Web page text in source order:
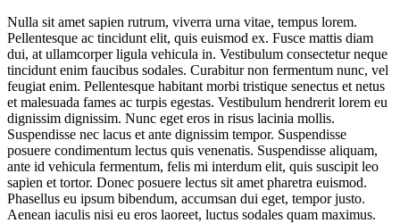
Nulla sit amet sapien rutrum, viverra urna vitae, tempus lorem.
Pellentesque ac tincidunt elit, quis euismod ex. Fusce mattis diam
dui, at ullamcorper ligula vehicula in. Vestibulum consectetur neque
tincidunt enim faucibus sodales. Curabitur non fermentum nunc, vel
feugiat enim. Pellentesque habitant morbi tristique senectus et netus
et malesuada fames ac turpis egestas. Vestibulum hendrerit lorem eu
dignissim dignissim. Nunc eget eros in risus lacinia mollis.
Suspendisse nec lacus et ante dignissim tempor. Suspendisse
posuere condimentum lectus quis venenatis. Suspendisse aliquam,
ante id vehicula fermentum, felis mi interdum elit, quis suscipit leo
sapien et tortor. Donec posuere lectus sit amet pharetra euismod.
Phasellus eu ipsum bibendum, accumsan dui eget, tempor justo.
Aenean iaculis nisi eu eros laoreet, luctus sodales quam maximus.